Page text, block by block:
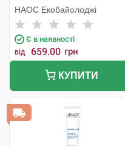
НАОС Екобайолоджі
Є в наявності
від 659.00 грн
КУПИТИ